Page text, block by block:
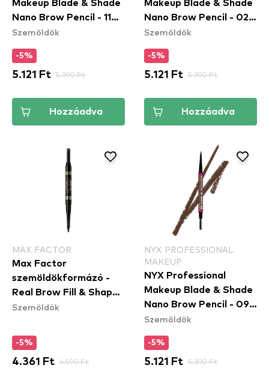
Makeup Blade & Shade
Nano Brow Pencil - 11
Grey
Szemöldök
-5%
5.121 Ft 5.390 Ft
Hozzáadva
Makeup Blade & Shade
Nano Brow Pencil - 02
Blonde
Szemöldök
-5%
5.121 Ft 5.390 Ft
Hozzáadva
MAX FACTOR
Max Factor
szemöldökformázó -
Real Brow Fill & Shape -
04 Deep Brown
Szemöldök
-5%
4.361 Ft 4.590 Ft
NYX PROFESSIONAL
MAKEUP
NYX Professional
Makeup Blade & Shade
Nano Brow Pencil - 09
Brunette
Szemöldök
-5%
5.121 Ft 5.390 Ft